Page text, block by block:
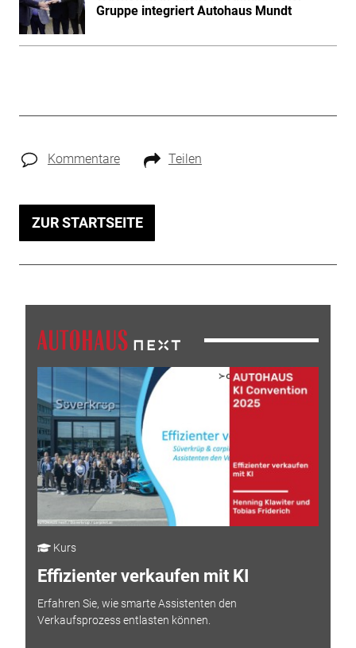
Gruppe integriert Autohaus Mundt
Kommentare Teilen
ZUR STARTSEITE
Kurs
Effizienter verkaufen mit KI
Erfahren Sie, wie smarte Assistenten den
Verkaufsprozess entlasten können.